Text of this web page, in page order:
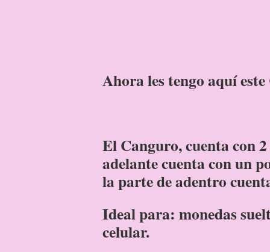
Ahora les tengo aquí
El Canguro, cuenta con
adelante cuenta con un
la parte de adentro
Ideal para: monedas
celular.